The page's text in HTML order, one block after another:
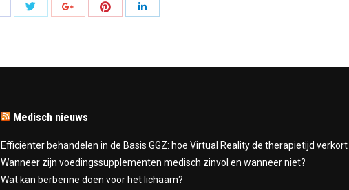
Deel
Deel
Medisch nieuws
Efficiënter behandelen in de Basis GGZ: hoe Virtual Reality de therapietijd verkort
Wanneer zijn voedingssupplementen medisch zinvol en wanneer niet?
Wat kan berberine doen voor het lichaam?